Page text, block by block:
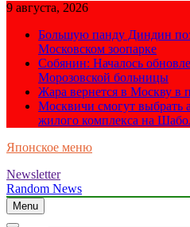
9 августа, 2026
Большую панду Диндин
Московском зоопарке
Собянин: Началось
Морозовской больницы
Жара вернется в Москву в
Москвичи смогут выбрать
жилого комплекса на
Японское меню
Newsletter
Random News
Menu